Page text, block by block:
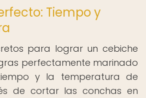
Tiempo y
para lograr un cebiche
perfectamente marinado
y la temperatura de
de cortar las conchas en